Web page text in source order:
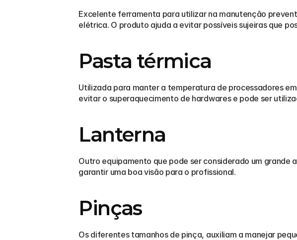
Excelente ferramenta para utilizar na manutenção
elétrica. O produto ajuda a evitar possíveis sujeiras que
Pasta térmica
Utilizada para manter a temperatura de processadores
evitar o superaquecimento de hardwares e pode ser
Lanterna
Outro equipamento que pode ser considerado um grande
garantir uma boa visão para o profissional.
Pinças
Os diferentes tamanhos de pinça, auxiliam a manejar